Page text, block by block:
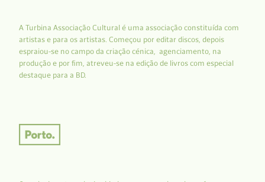
A Turbina Associação Cultural é uma associação constituída com
artistas e para os artistas. Começou por editar discos, depois
espraiou-se no campo da criação cénica, agenciamento, na
produção e por fim, atreveu-se na edição de livros com especial
destaque para a BD.